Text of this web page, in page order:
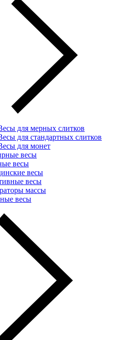
для мерных слитков
для стандартных слитков
для монет
весы
весы
весы
весы
массы
весы